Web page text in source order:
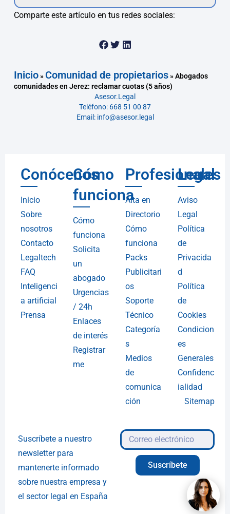
Comparte este artículo en tus redes sociales:
Inicio» Comunidad de propietarios»Abogados
comunidades en Jerez: reclamar cuotas (5 años)
Asesor.Legal
Teléfono: 668 51 00 87
Email: info@asesor.legal
Conócenos
Inicio
Sobre
nosotros
Contacto
Legaltech
FAQ
Inteligenci
a artificial
Prensa
Cómo
funciona
Cómo
funciona
Solicita
un
abogado
Urgencias
/ 24h
Enlaces
de interés
Registrar
me
Profesionales
Alta en
Directorio
Cómo
funciona
Packs
Publicitari
os
Soporte
Técnico
Categoría
s
Medios
de
comunica
ción
Legal
Aviso
Legal
Política
de
Privacida
d
Política
de
Cookies
Condicion
es
Generales
Confidenc
ialidad
Sitemap
Suscríbete a nuestro
newsletter para
mantenerte informado
sobre nuestra empresa y
el sector legal en España
Suscríbete